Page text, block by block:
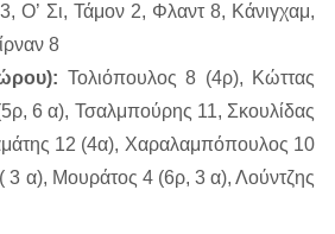
Ο’ Σι, Τάμον 2, Φλαντ 8, Κάνιγχαμ,
8
Τολιόπουλος 8 (4ρ), Κώττας
6 α), Τσαλμπούρης 11, Σκουλίδας
12 (4α), Χαραλαμπόπουλος 10
3 α), Μουράτος 4 (6ρ, 3 α), Λούντζης